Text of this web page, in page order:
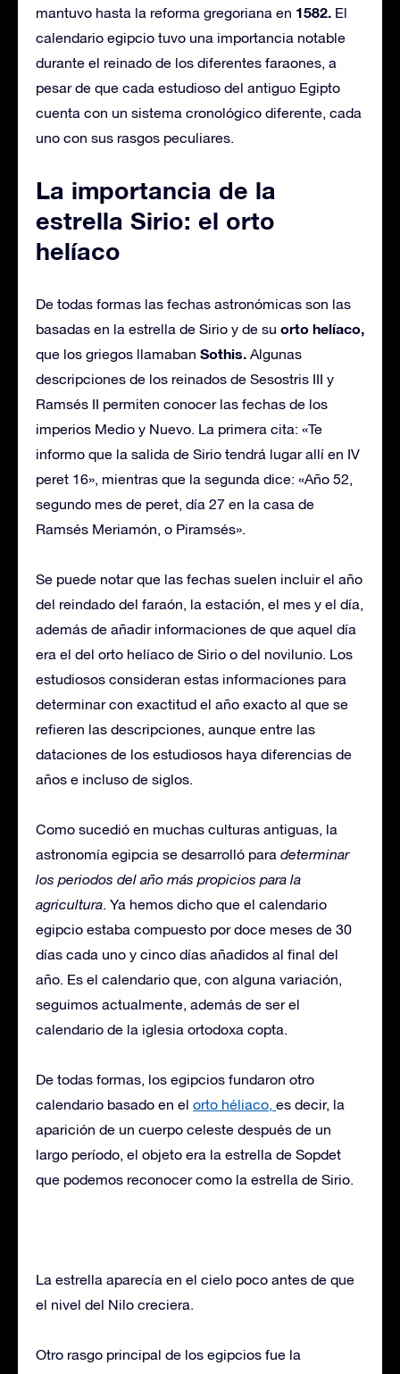
mantuvo hasta la reforma gregoriana en 1582. El
calendario egipcio tuvo una importancia notable
durante el reinado de los diferentes faraones, a
pesar de que cada estudioso del antiguo Egipto
cuenta con un sistema cronológico diferente, cada
uno con sus rasgos peculiares.
La importancia de la
estrella Sirio: el orto
helíaco
De todas formas las fechas astronómicas son las
basadas en la estrella de Sirio y de su orto helíaco,
que los griegos llamaban Sothis. Algunas
descripciones de los reinados de Sesostris III y
Ramsés II permiten conocer las fechas de los
imperios Medio y Nuevo. La primera cita: «Te
informo que la salida de Sirio tendrá lugar allí en IV
peret 16», mientras que la segunda dice: «Año 52,
segundo mes de peret, día 27 en la casa de
Ramsés Meriamón, o Piramsés».
Se puede notar que las fechas suelen incluir el año
del reindado del faraón, la estación, el mes y el día,
además de añadir informaciones de que aquel día
era el del orto helíaco de Sirio o del novilunio. Los
estudiosos consideran estas informaciones para
determinar con exactitud el año exacto al que se
refieren las descripciones, aunque entre las
dataciones de los estudiosos haya diferencias de
años e incluso de siglos.
Como sucedió en muchas culturas antiguas, la
astronomía egipcia se desarrolló para determinar
los periodos del año más propicios para la
agricultura. Ya hemos dicho que el calendario
egipcio estaba compuesto por doce meses de 30
días cada uno y cinco días añadidos al final del
año. Es el calendario que, con alguna variación,
seguimos actualmente, además de ser el
calendario de la iglesia ortodoxa copta.
De todas formas, los egipcios fundaron otro
calendario basado en el orto héliaco, es decir, la
aparición de un cuerpo celeste después de un
largo período, el objeto era la estrella de Sopdet
que podemos reconocer como la estrella de Sirio.
La estrella aparecía en el cielo poco antes de que
el nivel del Nilo creciera.
Otro rasgo principal de los egipcios fue la